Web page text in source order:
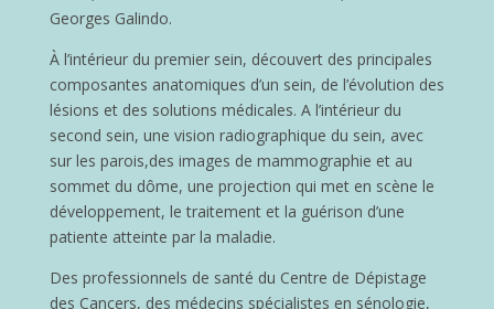
Georges Galindo.
À l’intérieur du premier sein, découvert des principales
composantes anatomiques d’un sein, de l’évolution des
lésions et des solutions médicales. A l’intérieur du
second sein, une vision radiographique du sein, avec
sur les parois,des images de mammographie et au
sommet du dôme, une projection qui met en scène le
développement, le traitement et la guérison d’une
patiente atteinte par la maladie.
Des professionnels de santé du Centre de Dépistage
des Cancers, des médecins spécialistes en sénologie,